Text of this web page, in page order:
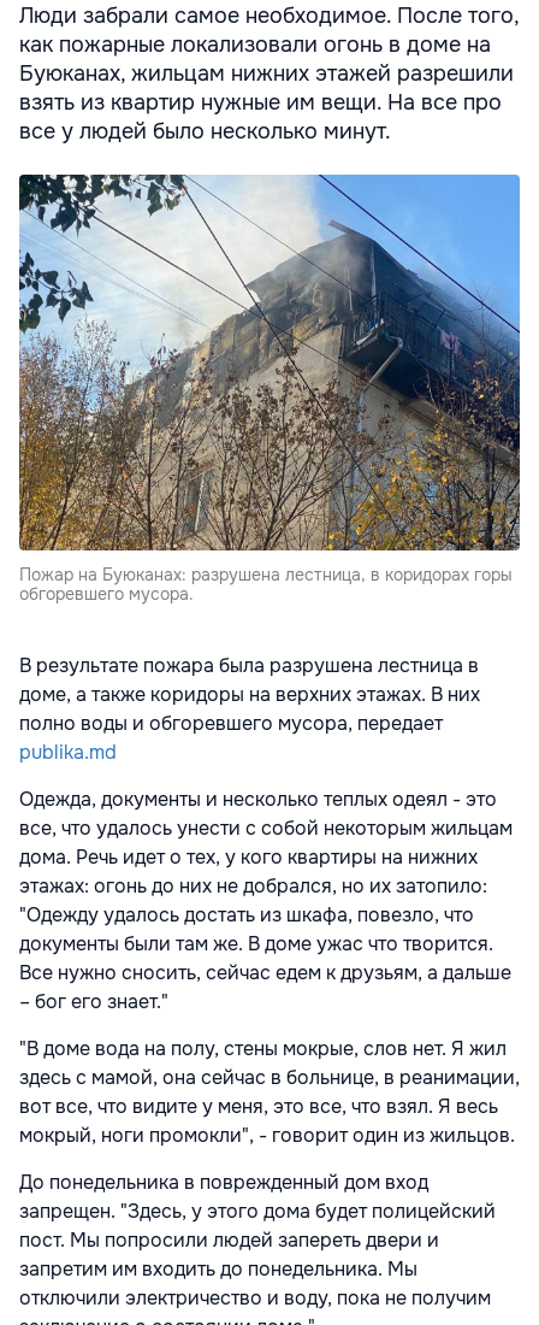
Люди забрали самое необходимое. После того,
как пожарные локализовали огонь в доме на
Буюканах, жильцам нижних этажей разрешили
взять из квартир нужные им вещи. На все про
все у людей было несколько минут.
Пожар на Буюканах: разрушена лестница, в коридорах горы
обгоревшего мусора.
В результате пожара была разрушена лестница в
доме, а также коридоры на верхних этажах. В них
полно воды и обгоревшего мусора, передает
publika.md
Одежда, документы и несколько теплых одеял - это
все, что удалось унести с собой некоторым жильцам
дома. Речь идет о тех, у кого квартиры на нижних
этажах: огонь до них не добрался, но их затопило:
"Одежду удалось достать из шкафа, повезло, что
документы были там же. В доме ужас что творится.
Все нужно сносить, сейчас едем к друзьям, а дальше
– бог его знает."
"В доме вода на полу, стены мокрые, слов нет. Я жил
здесь с мамой, она сейчас в больнице, в реанимации,
вот все, что видите у меня, это все, что взял. Я весь
мокрый, ноги промокли", - говорит один из жильцов.
До понедельника в поврежденный дом вход
запрещен. "Здесь, у этого дома будет полицейский
пост. Мы попросили людей запереть двери и
запретим им входить до понедельника. Мы
отключили электричество и воду, пока не получим